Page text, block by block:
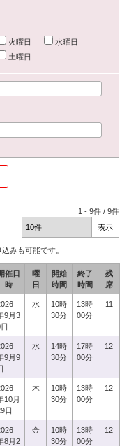
火曜日
水曜日
土曜日
1 -9件 /9件
みも可能です。
催日
時
曜
日
開始
時間
終了
時間
残
席
9月3
水
10時
30分
13時
00分
11
9月9
水
14時
30分
17時
00分
12
10月
日
木
10時
30分
13時
00分
12
8月2
金
10時
30分
13時
00分
12